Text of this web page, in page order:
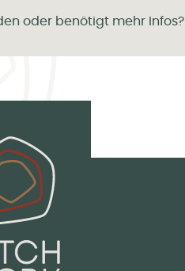
oder benötigt mehr